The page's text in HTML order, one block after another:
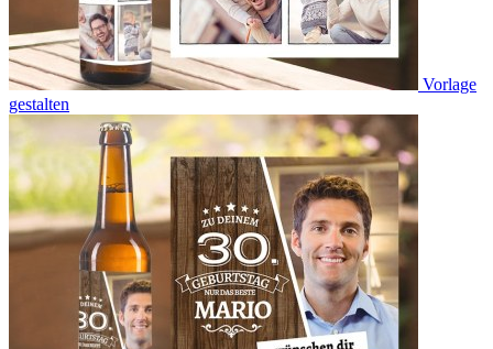
Vorlage
gestalten